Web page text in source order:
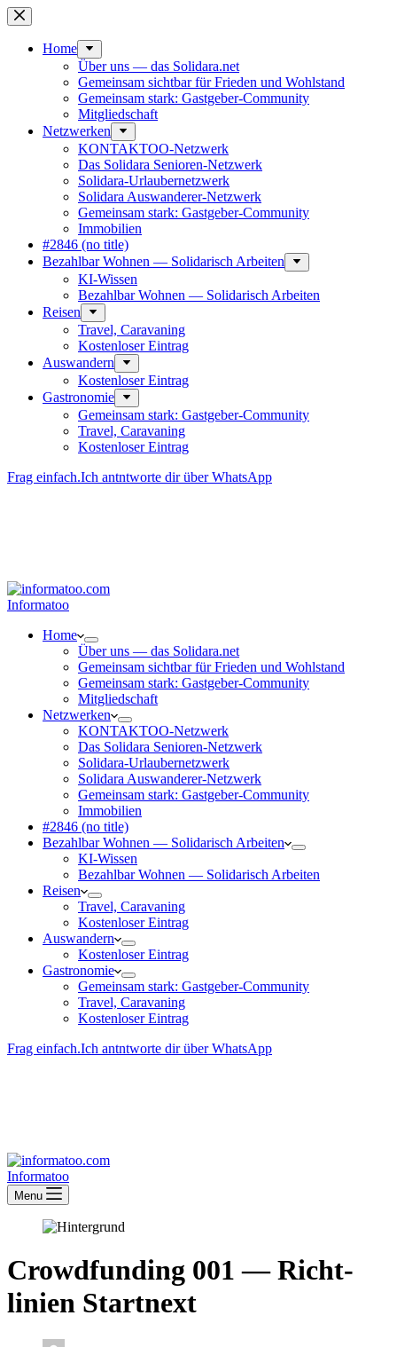
Skip
to
contentHome
Über uns — das Solidara.net
Gemeinsam sichtbar für Frieden und Wohlstand
Gemeinsam stark: Gastgeber-Community
Mitglied­schaft
Netzwerken
KONTAKTOO-Netzwerk
Das Solidara Senioren-Netzwerk
Solidara-Urlau­­ber­­netzwerk
Solidara Auswan­­derer-Netzwerk
Gemeinsam stark: Gastgeber-Community
Immobilien
#2846 (no title)
Bezahlbar Wohnen — Solida­risch Arbeiten
KI-Wissen
Bezahlbar Wohnen — Solida­risch Arbeiten
Reisen
Travel, Caravaning
Kosten­loser Eintrag
Auswandern
Kosten­loser Eintrag
Gastro­nomie
Gemeinsam stark: Gastgeber-Community
Travel, Caravaning
Kosten­loser Eintrag
Frag einfach.Ich antntworte dir über WhatsApp
Informatoo
Home
Über uns — das Solidara.net
Gemeinsam sichtbar für Frieden und Wohlstand
Gemeinsam stark: Gastgeber-Community
Mitglied­schaft
Netzwerken
KONTAKTOO-Netzwerk
Das Solidara Senioren-Netzwerk
Solidara-Urlau­­ber­­netzwerk
Solidara Auswan­­derer-Netzwerk
Gemeinsam stark: Gastgeber-Community
Immobilien
#2846 (no title)
Bezahlbar Wohnen — Solida­risch Arbeiten
KI-Wissen
Bezahlbar Wohnen — Solida­risch Arbeiten
Reisen
Travel, Caravaning
Kosten­loser Eintrag
Auswandern
Kosten­loser Eintrag
Gastro­nomie
Gemeinsam stark: Gastgeber-Community
Travel, Caravaning
Kosten­loser Eintrag
Frag einfach.Ich antntworte dir über WhatsApp
Informatoo
Menu
Crowd­funding 001 — Richt­
linien Startnext